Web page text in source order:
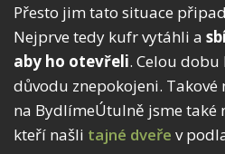
Přesto jim tato situace
Nejprve tedy kufr vytáhli a
aby ho otevřeli. Celou
důvodu znepokojeni. Takové
na BydlímeÚtulně jsme také
kteří našli tajné dveře v